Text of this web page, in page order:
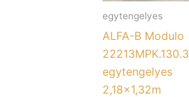
egytengelyes
ALFA-B Modulo
22213MPK.130.3
egytengelyes
2,18×1,32m